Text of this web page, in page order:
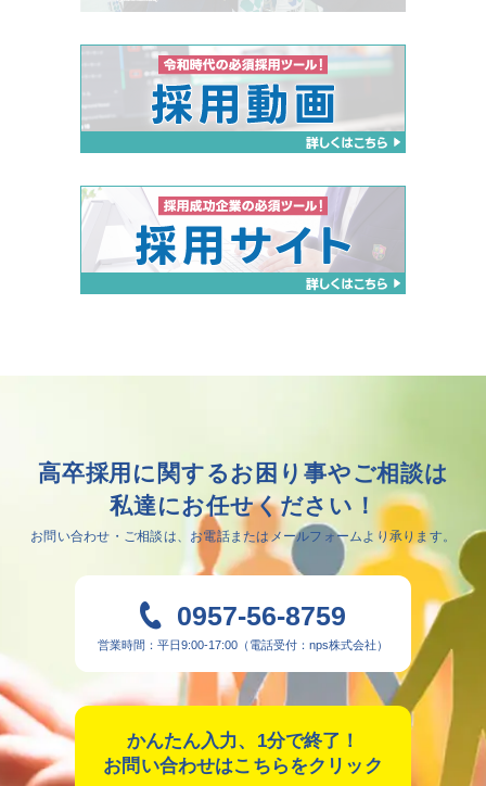
高卒採用に関するお困り事やご相談は
私達にお任せください！
お問い合わせ・ご相談は、 お電話またはメールフォームより承ります。
0957-56-8759
営業時間：平日9:00-17:00（電話受付：nps株式会社）
かんたん入力、1分で終了！
お問い合わせはこちらをクリック